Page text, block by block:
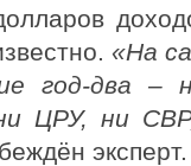
«На
год-два –
ЦРУ, ни
эксперт.